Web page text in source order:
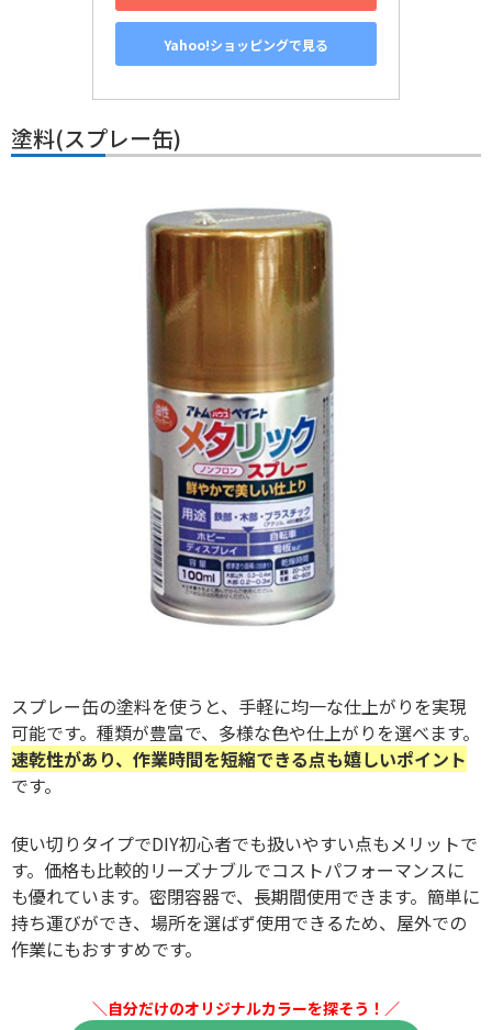
Yahoo!ショッピングで見る
塗料(スプレー缶)
スプレー缶の塗料を使うと、手軽に均一な仕上がりを実現
可能です。種類が豊富で、多様な色や仕上がりを選べます。
速乾性があり、作業時間を短縮できる点も嬉しいポイント
です。
使い切りタイプでDIY初心者でも扱いやすい点もメリットで
す。価格も比較的リーズナブルでコストパフォーマンスに
も優れています。密閉容器で、長期間使用できます。簡単に
持ち運びができ、場所を選ばず使用できるため、屋外での
作業にもおすすめです。
＼自分だけのオリジナルカラーを探そう！／